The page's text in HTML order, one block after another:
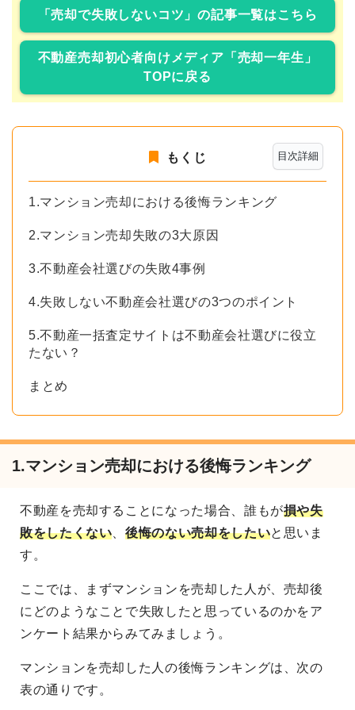
「売却で失敗しないコツ」の記事一覧はこちら
不動産売却初心者向けメディア「売却一年生」
TOPに戻る
目次詳細
もくじ
1.マンション売却における後悔ランキング
2.マンション売却失敗の3大原因
3.不動産会社選びの失敗4事例
4.失敗しない不動産会社選びの3つのポイント
5.不動産一括査定サイトは不動産会社選びに役立
たない？
まとめ
1.マンション売却における後悔ランキング
不動産を売却することになった場合、誰もが損や失
敗をしたくない 、後悔のない売却をしたいと思いま
す。
ここでは、まずマンションを売却した人が、売却後
にどのようなことで失敗したと思っているのかをア
ンケート結果からみてみましょう。
マンションを売却した人の後悔ランキングは、次の
表の通りです。